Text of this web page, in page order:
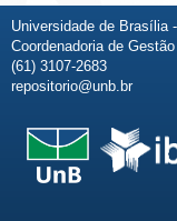
Universidade de Brasília
Coordenadoria de
(61) 3107-2683
repositorio@unb.br